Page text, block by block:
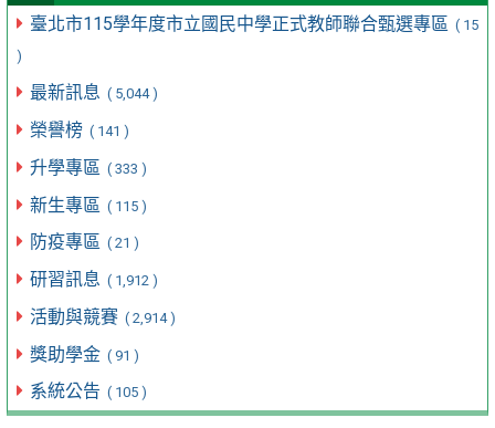
臺北市115學年度市立國民中學正式教師聯合甄選專區 ( 15
)
最新訊息 ( 5,044 )
榮譽榜 ( 141 )
升學專區 ( 333 )
新生專區 ( 115 )
防疫專區 ( 21 )
研習訊息 ( 1,912 )
活動與競賽 ( 2,914 )
獎助學金 ( 91 )
系統公告 ( 105 )